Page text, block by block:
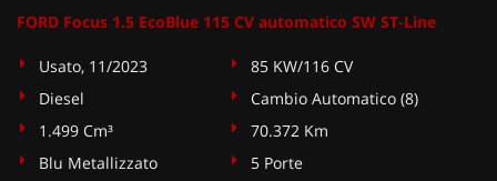
FORD Focus 1.5 EcoBlue 115 CV automatico SW ST-Line
Usato, 11/2023
85 KW/116 CV
Diesel
Cambio Automatico (8)
1.499 Cm³
70.372 Km
Blu Metallizzato
5 Porte